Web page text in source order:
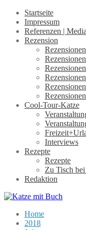
Startseite
Impressum
Referenzen |
Rezension
Cool-Tour-Katze
Interviews
Rezepte
Rezepte
Zu Tisch
Redaktion
Home
2018